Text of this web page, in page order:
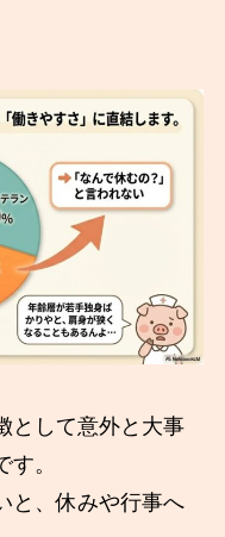
として意外と大事
す。
と、休みや行事へ